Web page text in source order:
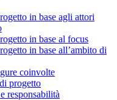
in base agli attori
in base al focus
in base all’ambito di
coinvolte
progetto
responsabilità